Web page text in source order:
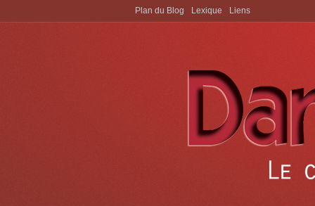
Plan du Blog Lexique Liens